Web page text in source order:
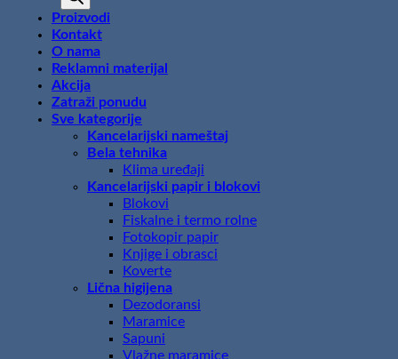
Proizvodi
Kontakt
O nama
Reklamni materijal
Akcija
Zatraži ponudu
Sve kategorije
Kancelarijski nameštaj
Bela tehnika
Klima uređaji
Kancelarijski papir i blokovi
Blokovi
Fiskalne i termo rolne
Fotokopir papir
Knjige i obrasci
Koverte
Lična higijena
Dezodoransi
Maramice
Sapuni
Vlažne maramice